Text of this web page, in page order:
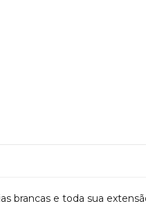
brancas e toda sua